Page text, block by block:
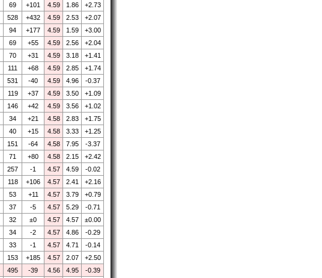
69 +101 4.59 1.86
+2.73
528 +432 4.59 2.53
+2.07
94 +177 4.59 1.59
+3.00
69 +55 4.59 2.56
+2.04
70 +31 4.59 3.18
+1.41
111 +68 4.59 2.85
+1.74
531 -40 4.59 4.96
-0.37
119 +37 4.59 3.50
+1.09
146 +42 4.59 3.56
+1.02
34 +21 4.58 2.83
+1.75
40 +15 4.58 3.33
+1.25
151 -64 4.58 7.95
-3.37
71 +80 4.58 2.15
+2.42
257 -1 4.57 4.59
-0.02
118 +106 4.57 2.41
+2.16
53 +11 4.57 3.79
+0.79
37 -5 4.57 5.29
-0.71
32 ±0 4.57 4.57
±0.00
34 -2 4.57 4.86
-0.29
33 -1 4.57 4.71
-0.14
153 +185 4.57 2.07
+2.50
495 -39 4.56 4.95
-0.39